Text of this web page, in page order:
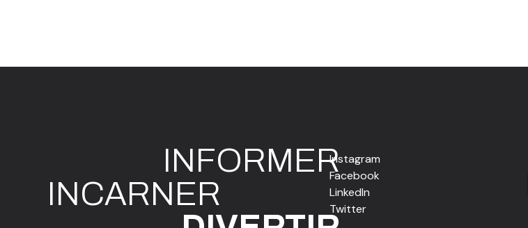
INFORMER
INCARNER
Instagram
Facebook
LinkedIn
Twitter